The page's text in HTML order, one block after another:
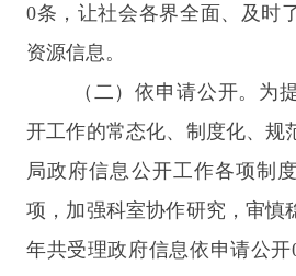
0条，让社会各界全面、及时
资源信息。
（二）依申请公开。 为
开工作的常态化、制度化、规
局政府信息公开工作各项制
项，加强科室协作研究，审慎
年共受理政府信息依申请公开